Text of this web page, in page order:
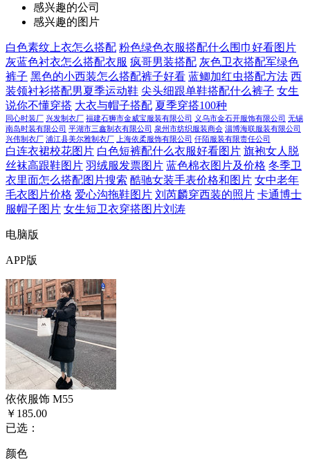
感兴趣的公司
感兴趣的图片
白色素纹上衣怎么搭配 粉色绿色衣服搭配什么围巾好看图片
灰蓝色衬衣怎么搭配衣服 疯哥男装搭配 灰色卫衣搭配军绿色
裤子 黑色的小西装怎么搭配裤子好看 蓝鲫加红虫搭配方法 西
装领衬衫搭配男夏季运动鞋 尖头细跟单鞋搭配什么裤子 女生
说你不懂穿搭 大衣与帽子搭配 夏季穿搭100种
同心时装厂 兴发制衣厂 福建石狮市金威宝服装有限公司 义乌市金石开服饰有限公司 无锡
南岛时装有限公司 平湖市三鑫制衣有限公司 泉州市纺织服装商会 淄博海联服装有限公司
兴伟制衣厂 浦江县美尔雅制衣厂 上海依柔服饰有限公司 仟陌服装有限责任公司
白连衣裙校花图片 白色短裤配什么衣服好看图片 旗袍女人脱
丝袜高跟鞋图片 羽绒服发票图片 蓝色棉衣图片及价格 冬季卫
衣里面怎么搭配图片搜索 酷驰女装手表价格和图片 女中老年
毛衣图片价格 爱心沟拖鞋图片 刘芮麟穿西装的照片 卡通博士
服帽子图片 女生短卫衣穿搭图片刘涛
电脑版
APP版
依依服饰 M55
￥185.00
已选：
颜色